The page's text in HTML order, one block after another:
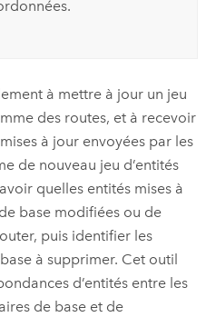
à mettre à jour un jeu
des routes, et à recevoir
à jour envoyées par les
de nouveau jeu d’entités
quelles entités mises à
base modifiées ou de
puis identifier les
à supprimer. Cet outil
d’entités entre les
de base et de